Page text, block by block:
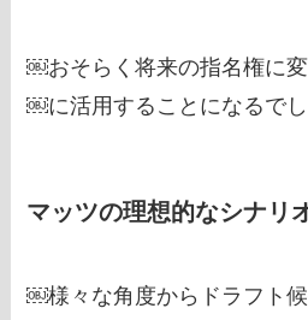
￼おそらく将来の指名権に
￼に活用することになるでし
マッツの理想的なシナリ
￼様々な角度からドラフト